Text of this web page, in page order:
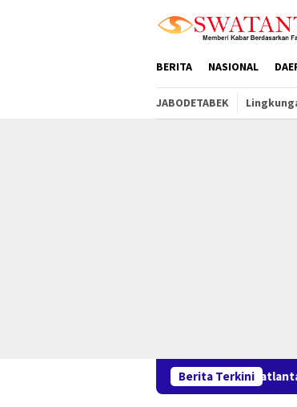
BERITA NASIONAL
JABODETABEK
Berita Terkini
Satlantas Polresta